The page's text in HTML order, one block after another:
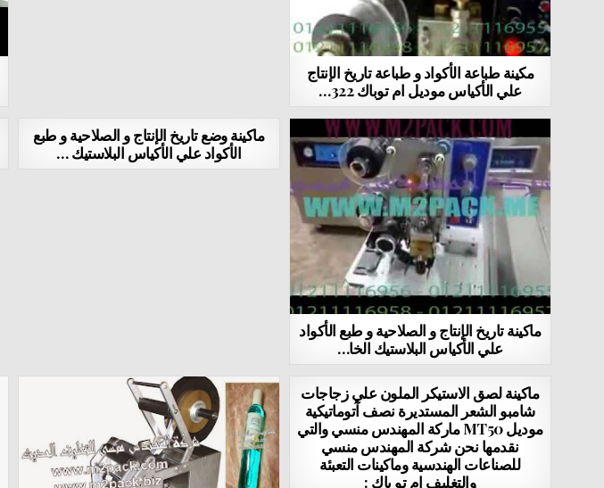
مكينة طباعة الأكواد و طباعة تاريخ الإنتاج
علي الأكياس موديل ام توباك 322…
ماكينة وضع تاريخ الإنتاج و الصلاحية و طبع
الأكواد علي الأكياس البلاستيك …
ماكينة تاريخ الإنتاج و الصلاحية و طبع الأكواد
علي الأكياس البلاستيك الخا…
ماكينة لصق الاستيكر الملون علي زجاجات
شامبو الشعر المستديرة نصف آتوماتيكية
موديل MT50 ماركة المهندس منسي والتي
نقدمها نحن شركة المهندس منسي
للصناعات الهندسية وماكينات التعبئة
والتغليف ام تو باك :